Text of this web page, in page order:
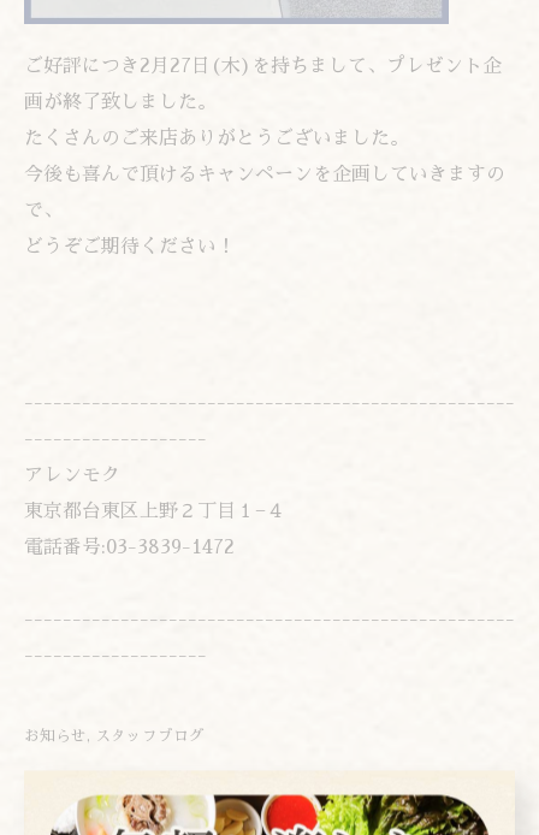
ご好評につき2月27日(木)を持ちまして、プレゼント企
画が終了致しました。
たくさんのご来店ありがとうございました。
今後も喜んで頂けるキャンペーンを企画していきますの
で、
どうぞご期待ください！
---------------------------------------------------
-------------------
アレンモク
東京都台東区上野２丁目１−４
電話番号:03-3839-1472
---------------------------------------------------
-------------------
お知らせ スタッフブログ
< 前のページ 一覧に戻る 次のページ >